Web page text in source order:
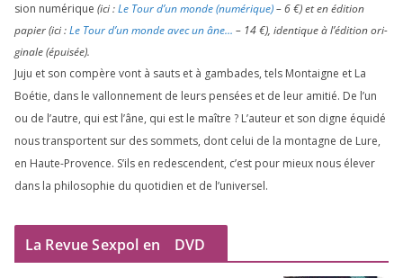
sion numé­rique (ici :Le Tour d’un monde (numé­rique)–6€) et en édi­tion
papier (ici :Le Tour d’un monde avec un âne… – 14€), iden­tique à l’é­di­tion ori­
gi­nale (épui­sée).
Juju et son com­père vont à sauts et à gam­bades, tels Montaigne et La
Boétie, dans le val­lon­ne­ment de leurs pen­sées et de leur ami­tié. De l’un
ou de l’autre, qui est l’âne, qui est le maître ? L’auteur et son digne équi­dé
nous trans­portent sur des som­mets, dont celui de la mon­tagne de Lure,
en Haute-Provence. S’ils en redes­cendent, c’est pour mieux nous éle­ver
dans la phi­lo­so­phie du quo­ti­dien et de l’universel.
La Revue Sexpol en DVD